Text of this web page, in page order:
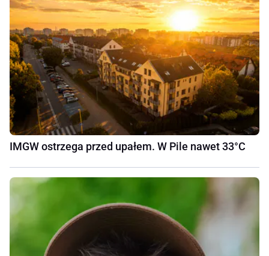
IMGW ostrzega przed upałem. W Pile nawet 33°C